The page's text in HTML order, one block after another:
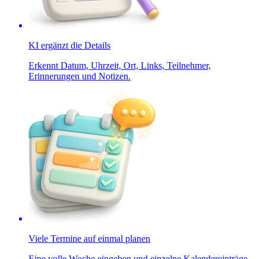
KI ergänzt die Details
Erkennt Datum, Uhrzeit, Ort, Links, Teilnehmer,
Erinnerungen und Notizen.
Viele Termine auf einmal planen